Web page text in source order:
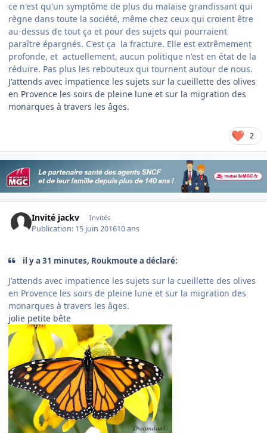
ce n'est qu'un symptôme de plus du malaise grandissant qui
règne dans toute la société, même chez ceux qui croient être
au-dessus de tout ça et pour des sujets qui pourraient
paraître épargnés. C'est ça la fracture. Elle est extrêmement
profonde, et actuellement, aucun politique n'est en état de la
réduire. Pas plus les rebouteux qui tournent autour de nous.
J'attends avec impatience les sujets sur la cueillette des olives
en Provence les soirs de pleine lune et sur la migration des
monarques à travers les âges.
2
Invité jackv Invités
Publication: 15 juin 201610 ans
il y a 31 minutes, Roukmoute a déclaré:
J'attends avec impatience les sujets sur la cueillette des olives
en Provence les soirs de pleine lune et sur la migration des
monarques à travers les âges.
jolie petite bête